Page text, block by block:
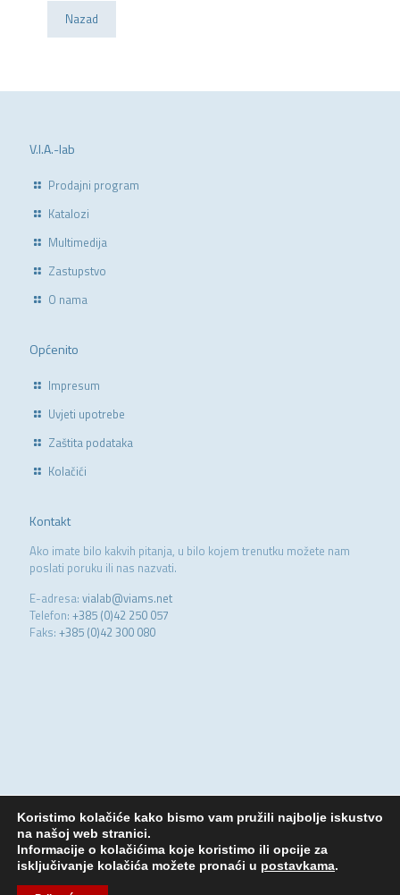
Nazad
V.I.A.-lab
Prodajni program
Katalozi
Multimedija
Zastupstvo
O nama
Općenito
Impresum
Uvjeti upotrebe
Zaštita podataka
Kolačići
Kontakt
Ako imate bilo kakvih pitanja, u bilo kojem trenutku možete nam
poslati poruku ili nas nazvati.
E-adresa: vialab@viams.net
Telefon: +385 (0)42 250 057
Faks: +385 (0)42 300 080
© 2020 V.I.A.-lab. Sva prava zadržana. Produkcija:
Koristimo kolačiće kako bismo vam pružili najbolje iskustvo
na našoj web stranici.
Informacije o kolačićima koje koristimo ili opcije za
isključivanje kolačića možete pronaći u postavkama.